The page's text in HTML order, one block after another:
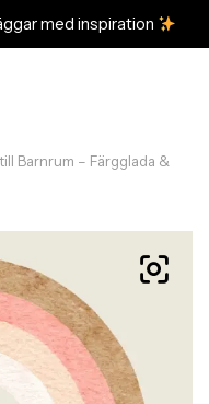
med inspiration
Barnrum – Färgglada &